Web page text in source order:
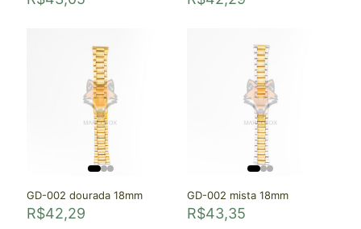
GD-002 dourada 18mm
R$42,29
GD-002 mista 18mm
R$43,35